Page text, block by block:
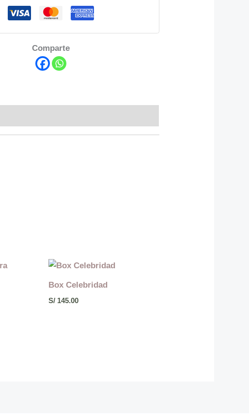
Comparte
Box Celebridad
S/ 145.00